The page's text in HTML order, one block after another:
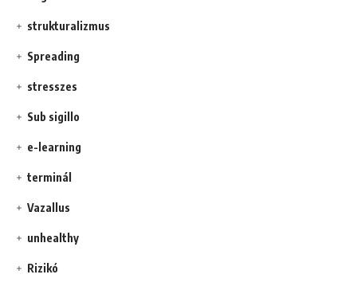
strukturalizmus
Spreading
stresszes
Sub sigillo
e-learning
terminál
Vazallus
unhealthy
Rizikó